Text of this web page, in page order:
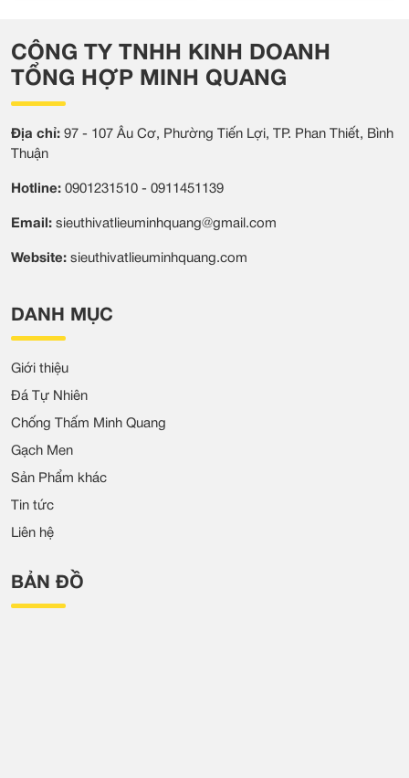
CÔNG TY TNHH KINH DOANH
TỔNG HỢP MINH QUANG
Địa chỉ: 97 - 107 Âu Cơ, Phường Tiến Lợi, TP. Phan Thiết, Bình
Thuận
Hotline: 0901231510 - 0911451139
Email: sieuthivatlieuminhquang@gmail.com
Website: sieuthivatlieuminhquang.com
DANH MỤC
Giới thiệu
Đá Tự Nhiên
Chống Thấm Minh Quang
Gạch Men
Sản Phẩm khác
Tin tức
Liên hệ
BẢN ĐỒ